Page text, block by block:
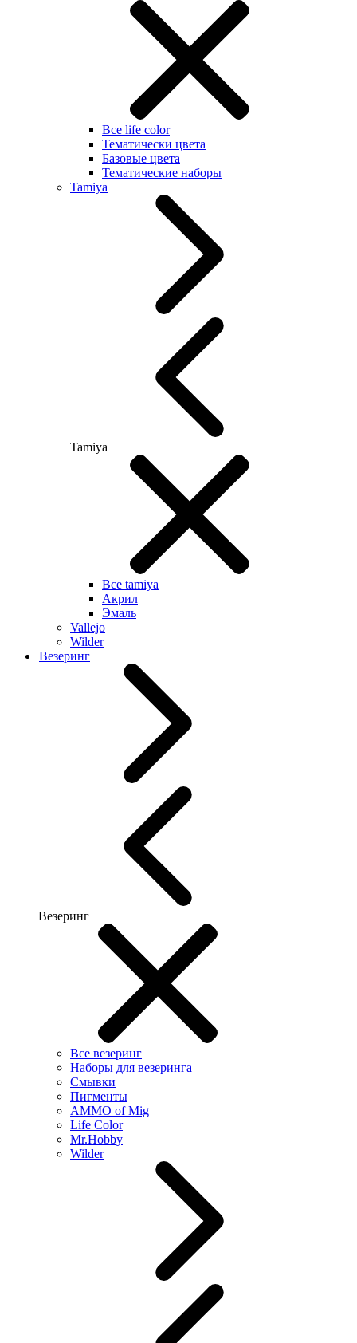
Все life color
Тематически цвета
Базовые цвета
Тематические наборы
Tamiya
Tamiya
Все tamiya
Акрил
Эмаль
Vallejo
Wilder
Везеринг
Везеринг
Все везеринг
Наборы для везеринга
Смывки
Пигменты
AMMO of Mig
Life Color
Mr.Hobby
Wilder